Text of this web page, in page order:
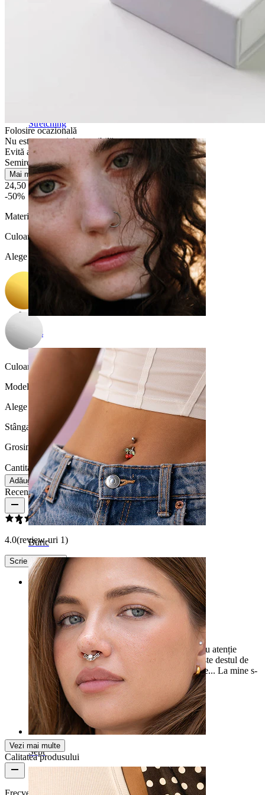
Stretching
Nas
Buric
Sept
Folosire ocazională
Nu este pentru piele sensibilă
Evită apa
Semirezistentă
Mai multe
24,50 Lei49,00 Lei
-50%
Material:
Alamă
Culoare:
Alege Culoare
Culoare piatră:
Transparent
Modelul
Alege Modelul
Stânga
Grosimea firului:
Cantitate: 1 Schimbă
Adăugă în coș
Recenzii produs
4.0(review-uri 1)
Scrie un review
Rating
Frumos dar...
Cerceiul este frumos, dar recomand să verifici cu atenție
grosimea cerceilor tăi actuali, deoarece forma este destul de
originală și nu se potrivește în toate piercingurile... La mine s-
a dovedit a fi minim prea gros :(
Joanna Achiziție verificată
Tradus prin AI Arată original
Vezi mai multe
Calitatea produsului